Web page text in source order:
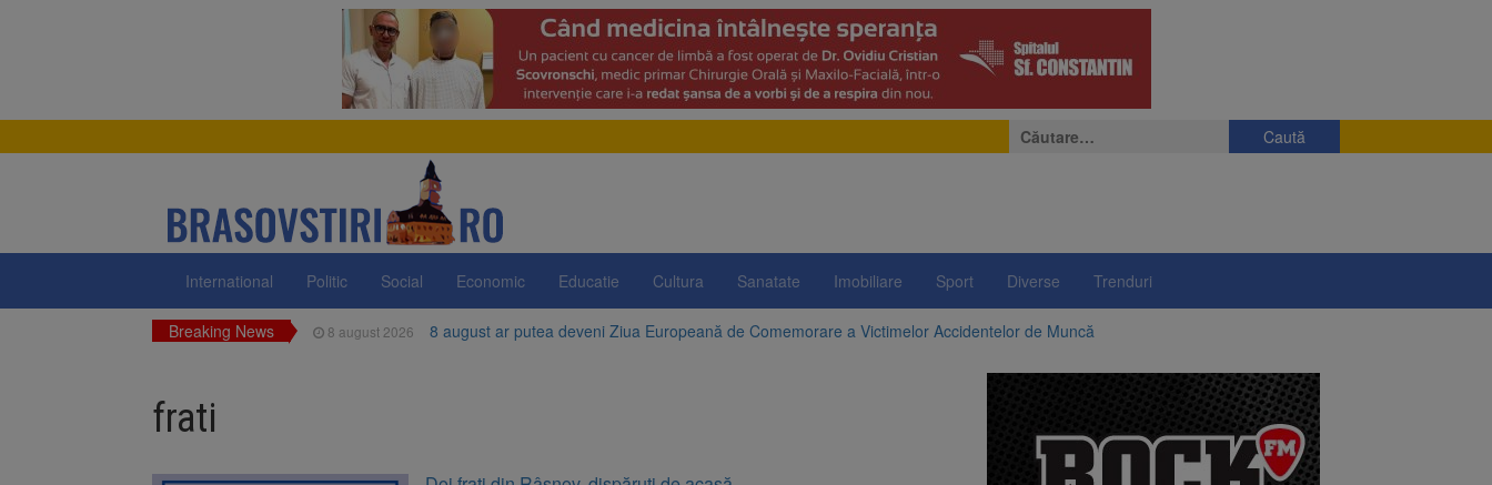
Caută
după:
International Politic Social Economic Educatie Cultura Sanatate Imobiliare Sport Diverse Trenduri
Breaking News 8 august 2026 8 august ar putea deveni Ziua Europeană de Comemorare a Victimelor Accidentelor de Muncă
Ungaria renunță la apelul pentru reducerea consumului de energie. Nivelul Dunării a început să crească
Asociația Română pentru Iluminat cere reducerea luminii pe timpul nopții, nu oprirea iluminatului public
frati